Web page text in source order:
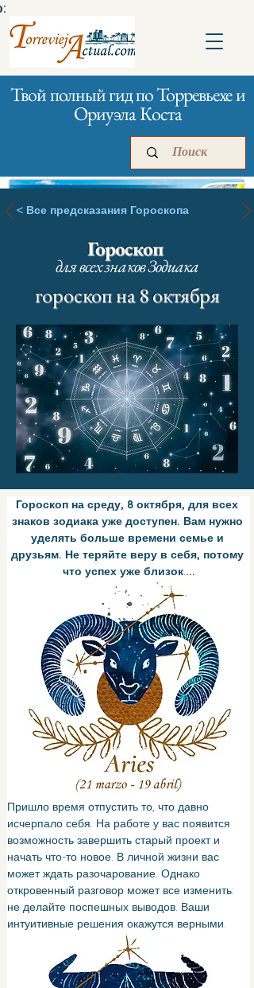
Твой полный гид по Торревьехе и
Ориуэла Коста
Главная Бизнесам Реклама
< Все предсказания Гороскопа
Гороскоп
для всех знаков Зодиака
гороскоп на 8 октября
Гороскоп на среду, 8 октября, для всех
знаков зодиака уже доступен. Вам нужно
уделять больше времени семье и
друзьям. Не теряйте веру в себя, потому
что успех уже близок....
Пришло время отпустить то, что давно
исчерпало себя. На работе у вас появится
возможность завершить старый проект и
начать что-то новое. В личной жизни вас
может ждать разочарование. Однако
откровенный разговор может все изменить:
не делайте поспешных выводов. Ваши
интуитивные решения окажутся верными.